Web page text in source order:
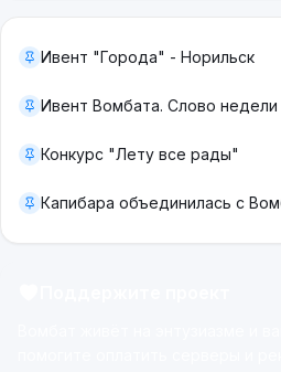
Ивент "Города" - Норильск
Ивент Вомбата. Слово недели
Конкурс "Лету все рады"
Капибара объединилась с